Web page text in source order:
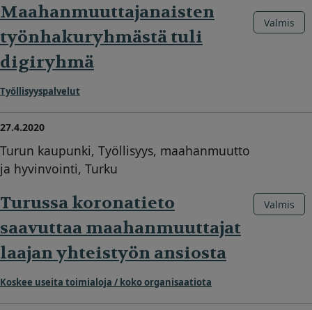
Maahanmuuttajanaisten
työnhakuryhmästä tuli
digiryhmä
Työllisyyspalvelut
Valmis
27.4.2020
Turun kaupunki, Työllisyys, maahanmuutto
ja hyvinvointi, Turku
Turussa koronatieto
saavuttaa maahanmuuttajat
laajan yhteistyön ansiosta
Koskee useita toimialoja / koko organisaatiota
Valmis